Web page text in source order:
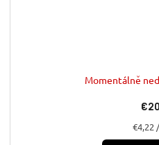
Momentálně
cena:
€4,22